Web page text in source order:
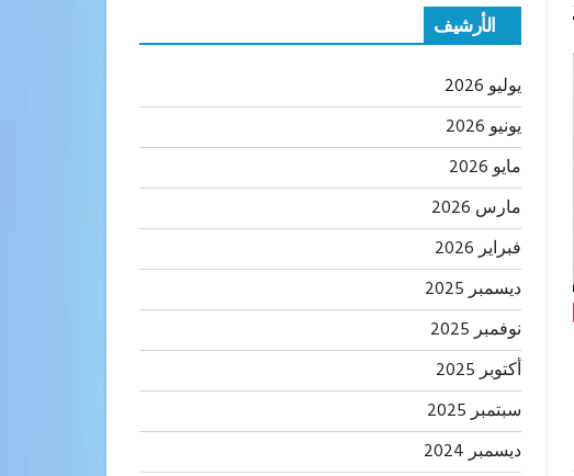
الأرشيف
يوليو 2026
يونيو 2026
مايو 2026
مارس 2026
فبراير 2026
ديسمبر 2025
نوفمبر 2025
أكتوبر 2025
سبتمبر 2025
ديسمبر 2024